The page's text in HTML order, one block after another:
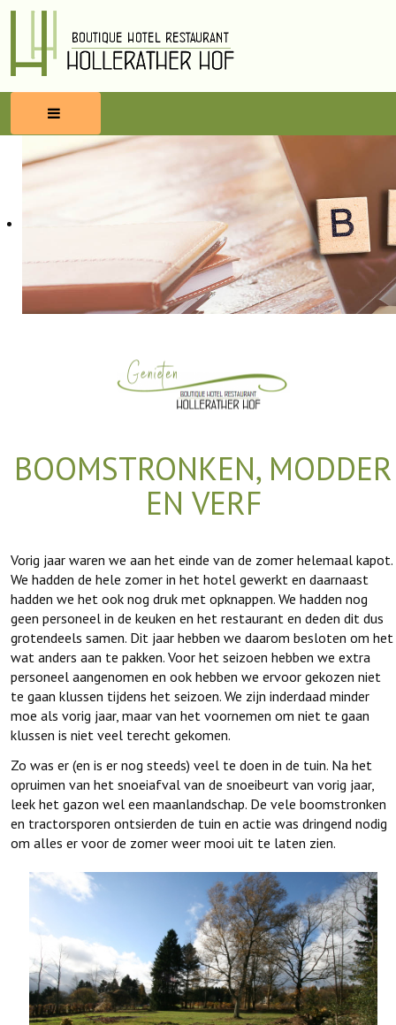
HOME
WELLNESS
BOOMSTRONKEN, MODDER
EN VERF
Vorig jaar waren we aan het einde van de zomer helemaal kapot.
We hadden de hele zomer in het hotel gewerkt en daarnaast
hadden we het ook nog druk met opknappen. We hadden nog
geen personeel in de keuken en het restaurant en deden dit dus
grotendeels samen. Dit jaar hebben we daarom besloten om het
wat anders aan te pakken. Voor het seizoen hebben we extra
personeel aangenomen en ook hebben we ervoor gekozen niet
te gaan klussen tijdens het seizoen. We zijn inderdaad minder
moe als vorig jaar, maar van het voornemen om niet te gaan
klussen is niet veel terecht gekomen.
Zo was er (en is er nog steeds) veel te doen in de tuin. Na het
opruimen van het snoeiafval van de snoeibeurt van vorig jaar,
leek het gazon wel een maanlandschap. De vele boomstronken
en tractorsporen ontsierden de tuin en actie was dringend nodig
om alles er voor de zomer weer mooi uit te laten zien.